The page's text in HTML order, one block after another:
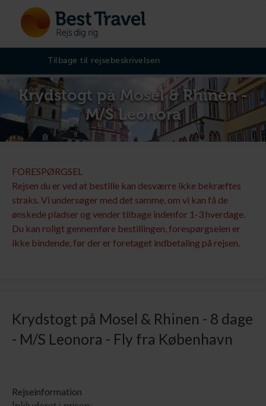
Tilbage til rejsebeskrivelsen
Krydstogt på Mosel & Rhinen -
M/S Leonora
FORESPØRGSEL
Rejsen du er ved at bestille kan desværre ikke bekræftes
straks. Vi undersøger med det samme, om vi kan få de
ønskede pladser og vender tilbage indenfor 1-3 hverdage.
Du kan roligt gennemføre bestillingen, forespørgselen er
ikke bindende, før der er foretaget indbetaling på rejsen.
Krydstogt på Mosel & Rhinen - 8 dage
- M/S Leonora - Fly fra København
Rejseinformation